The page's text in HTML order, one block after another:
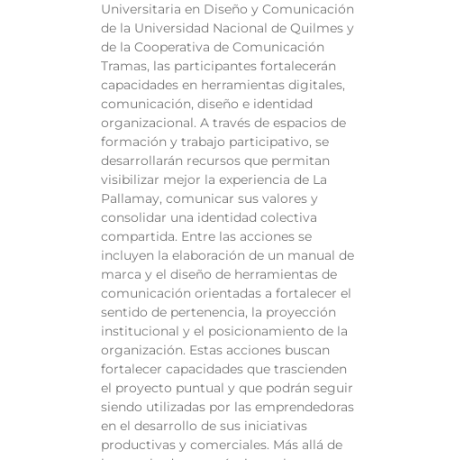
Universitaria en Diseño y Comunicación
de la Universidad Nacional de Quilmes y
de la Cooperativa de Comunicación
Tramas, las participantes fortalecerán
capacidades en herramientas digitales,
comunicación, diseño e identidad
organizacional. A través de espacios de
formación y trabajo participativo, se
desarrollarán recursos que permitan
visibilizar mejor la experiencia de La
Pallamay, comunicar sus valores y
consolidar una identidad colectiva
compartida. Entre las acciones se
incluyen la elaboración de un manual de
marca y el diseño de herramientas de
comunicación orientadas a fortalecer el
sentido de pertenencia, la proyección
institucional y el posicionamiento de la
organización. Estas acciones buscan
fortalecer capacidades que trascienden
el proyecto puntual y que podrán seguir
siendo utilizadas por las emprendedoras
en el desarrollo de sus iniciativas
productivas y comerciales. Más allá de